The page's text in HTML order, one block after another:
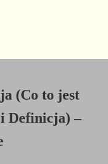
(Co to jest
Definicja) –